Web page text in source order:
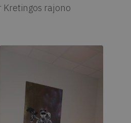
Kretingos rajono